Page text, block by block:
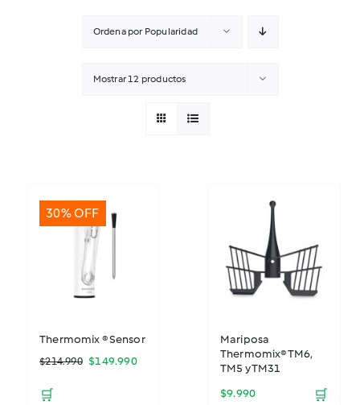
Ordena por Popularidad
Mostrar12 productos
30% OFF
Thermomix ® Sensor
$214.990 El
$149.990El
🛒
Mariposa
Thermomix® TM6,
TM5 y TM31
$9.990 🛒